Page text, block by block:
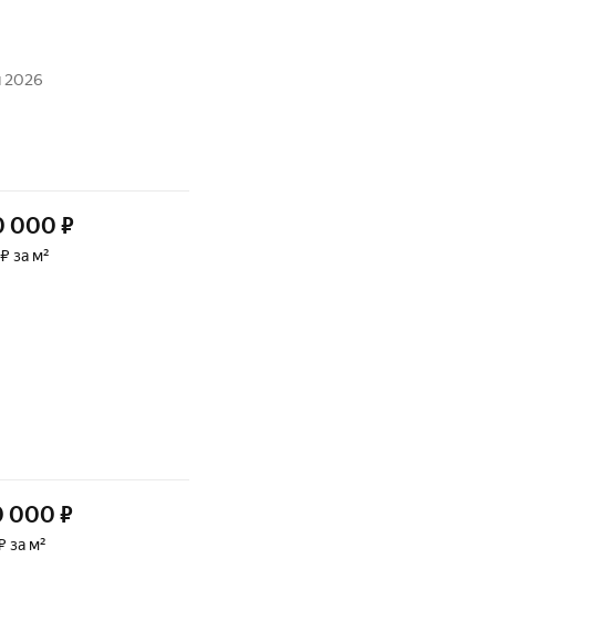
2026
000 ₽
за м²
000 ₽
за м²